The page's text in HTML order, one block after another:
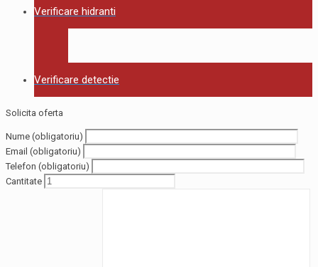
Verificare hidranti
Verificare detectie
Solicita oferta
Nume (obligatoriu)
Email (obligatoriu)
Telefon (obligatoriu)
Cantitate